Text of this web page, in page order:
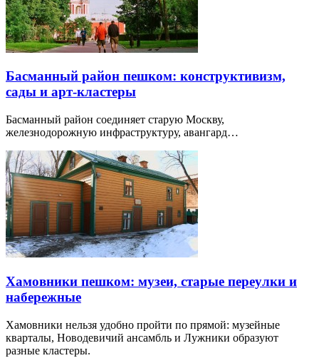
Басманный район пешком: конструктивизм,
сады и арт-кластеры
Басманный район соединяет старую Москву,
железнодорожную инфраструктуру, авангард…
Хамовники пешком: музеи, старые переулки и
набережные
Хамовники нельзя удобно пройти по прямой: музейные
кварталы, Новодевичий ансамбль и Лужники образуют
разные кластеры.